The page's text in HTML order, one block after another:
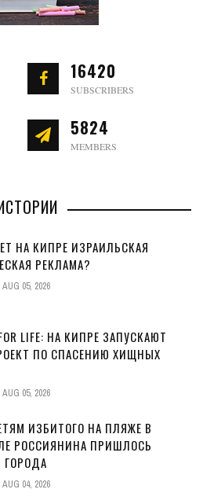
16420
SUBSCRIBERS
5824
MEMBERS
НА КИПРЕ ИЗРАИЛЬСКАЯ
РЕКЛАМА?
AUG 05, 2026
LIFE: НА КИПРЕ ЗАПУСКАЮТ
ПО СПАСЕНИЮ ХИЩНЫХ
AUG 05, 2026
ИЗБИТОГО НА ПЛЯЖЕ В
РОССИЯНИНА ПРИШЛОСЬ
ГОРОДА
AUG 04, 2026